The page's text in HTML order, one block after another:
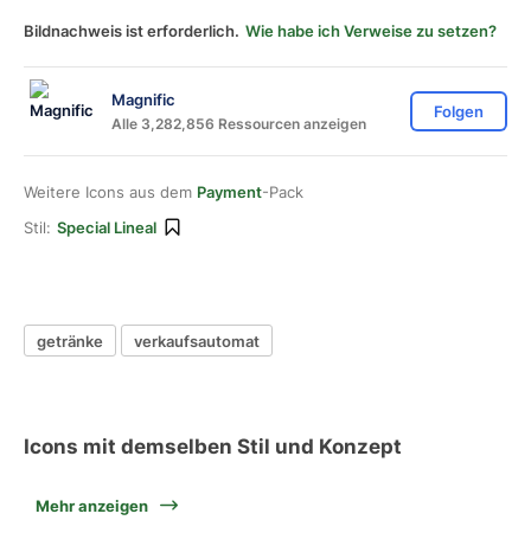
Bildnachweis ist erforderlich. Wie habe ich Verweise zu setzen?
Magnific
Alle 3,282,856 Ressourcen anzeigen
Folgen
Weitere Icons aus dem Payment-Pack
Stil: Special Lineal
getränke verkaufsautomat
Icons mit demselben Stil und Konzept
Mehr anzeigen